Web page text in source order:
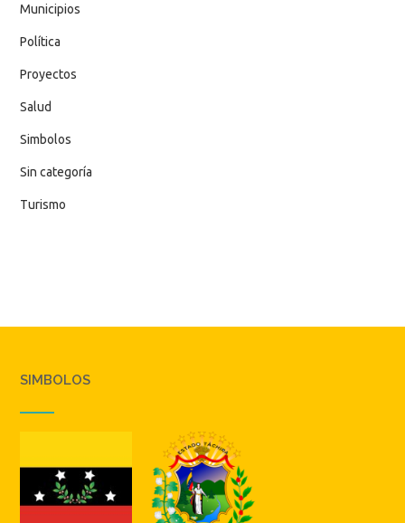
Municipios
Política
Proyectos
Salud
Simbolos
Sin categoría
Turismo
SIMBOLOS